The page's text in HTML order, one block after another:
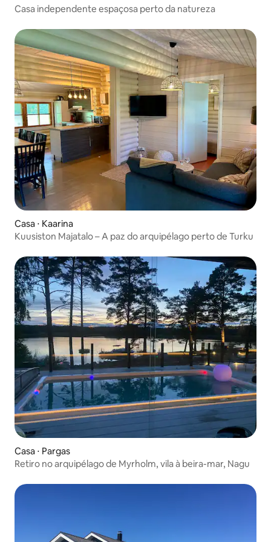
Casa independente espaçosa perto da natureza
Casa ⋅ Kaarina
Kuusiston Majatalo – A paz do arquipélago perto de Turku
Casa ⋅ Pargas
Retiro no arquipélago de Myrholm, vila à beira-mar, Nagu